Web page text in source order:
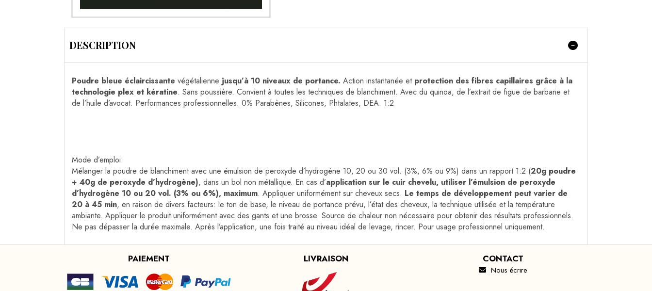
DESCRIPTION
Poudre bleue éclaircissante végétalienne jusqu’à 10 niveaux de portance. Action instantanée et protection des fibres capillaires grâce à la
technologie plex et kératine. Sans poussière. Convient à toutes les techniques de blanchiment. Avec du quinoa, de l’extrait de figue de barbarie et
de l’huile d’avocat. Performances professionnelles. 0% Parabènes, Silicones, Phtalates, DEA. 1:2
Mode d’emploi:
Mélanger la poudre de blanchiment avec une émulsion de peroxyde d’hydrogène 10, 20 ou 30 vol. (3%, 6% ou 9%) dans un rapport 1:2 (20g poudre
+ 40g de peroxyde d’hydrogène), dans un bol non métallique. En cas d’application sur le cuir chevelu, utiliser l’émulsion de peroxyde
d’hydrogène 10 ou 20 vol. (3% ou 6%), maximum. Appliquer uniformément sur cheveux secs. Le temps de développement peut varier de
20 à 45 min, en raison de divers facteurs: le ton de base, le niveau de portance prévu, l’état des cheveux, la technique utilisée et la température
ambiante. Appliquer le produit uniformément avec des gants et une brosse. Source de chaleur non nécessaire pour obtenir des résultats professionnels.
Ne pas dépasser la durée maximale. Après l’application, une fois traité au niveau idéal de levage, rincer. Pour usage professionnel uniquement.
PAIEMENT LIVRAISON CONTACT
 Nous écrire